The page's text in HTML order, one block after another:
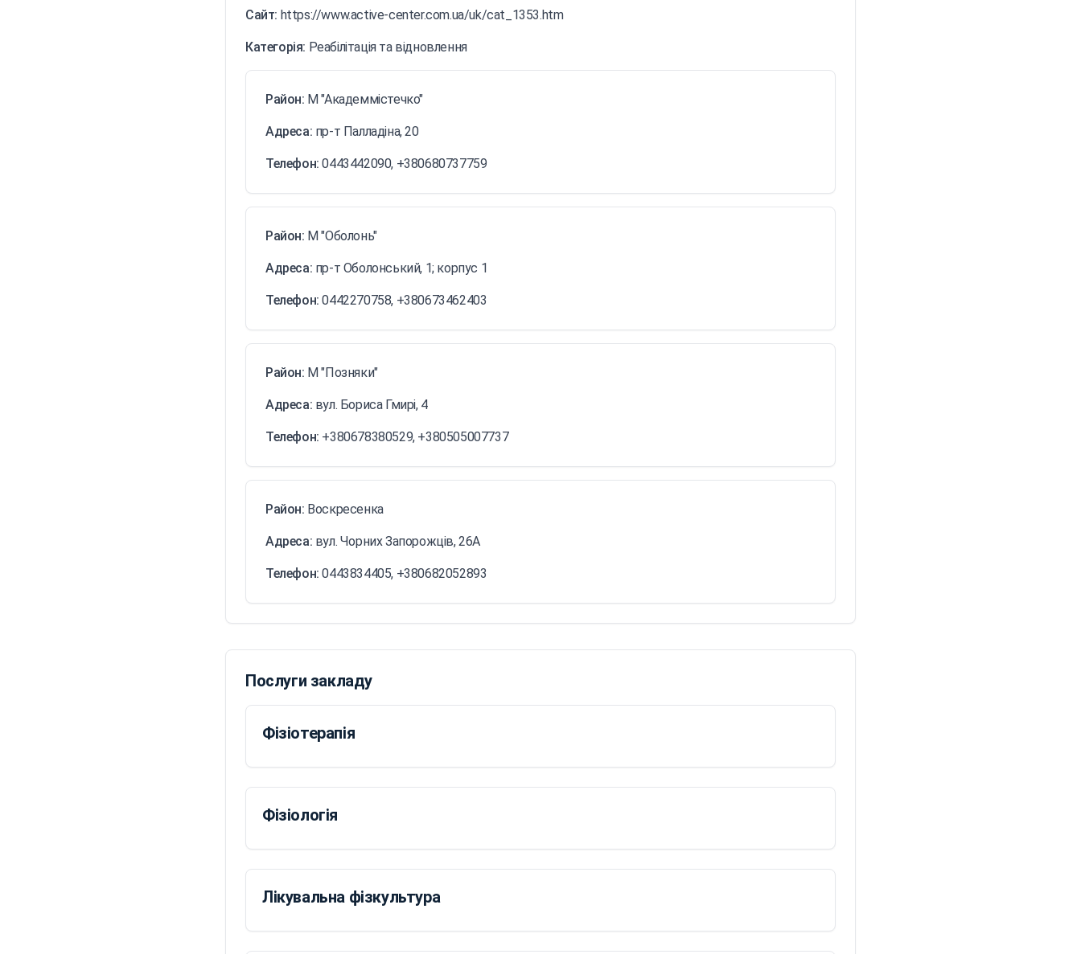
Сайт: https://www.active-center.com.ua/uk/cat_1353.htm
Категорія: Реабілітація та відновлення
Район: М "Академмістечко"
Адреса: пр-т Палладіна, 20
Телефон:0443442090, +380680737759
Район: М "Оболонь"
Адреса: пр-т Оболонський, 1; корпус 1
Телефон:0442270758, +380673462403
Район: М "Позняки"
Адреса: вул. Бориса Гмирі, 4
Телефон: +380678380529, +380505007737
Район: Воскресенка
Адреса: вул. Чорних Запорожців, 26А
Телефон:0443834405, +380682052893
Послуги закладу
Фізіотерапія
Фізіологія
Лікувальна фізкультура